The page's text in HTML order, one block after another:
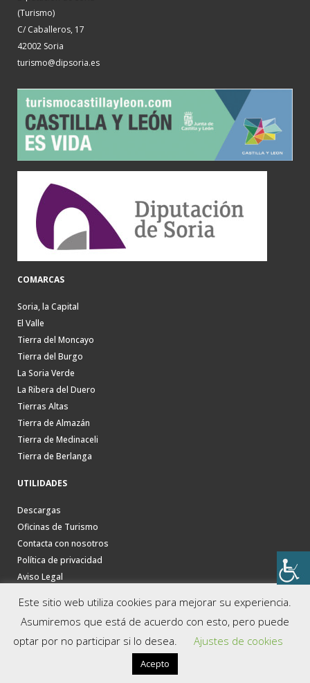
(Turismo)
C/ Caballeros, 17
42002 Soria
turismo@dipsoria.es
COMARCAS
Soria, la Capital
El Valle
Tierra del Moncayo
Tierra del Burgo
La Soria Verde
La Ribera del Duero
Tierras Altas
Tierra de Almazán
Tierra de Medinaceli
Tierra de Berlanga
UTILIDADES
Descargas
Oficinas de Turismo
Contacta con nosotros
Política de privacidad
Aviso Legal
Este sitio web utiliza cookies para mejorar su experiencia.
Asumiremos que está de acuerdo con esto, pero puede
optar por no participar si lo desea.
Ajustes de cookies
Acepto